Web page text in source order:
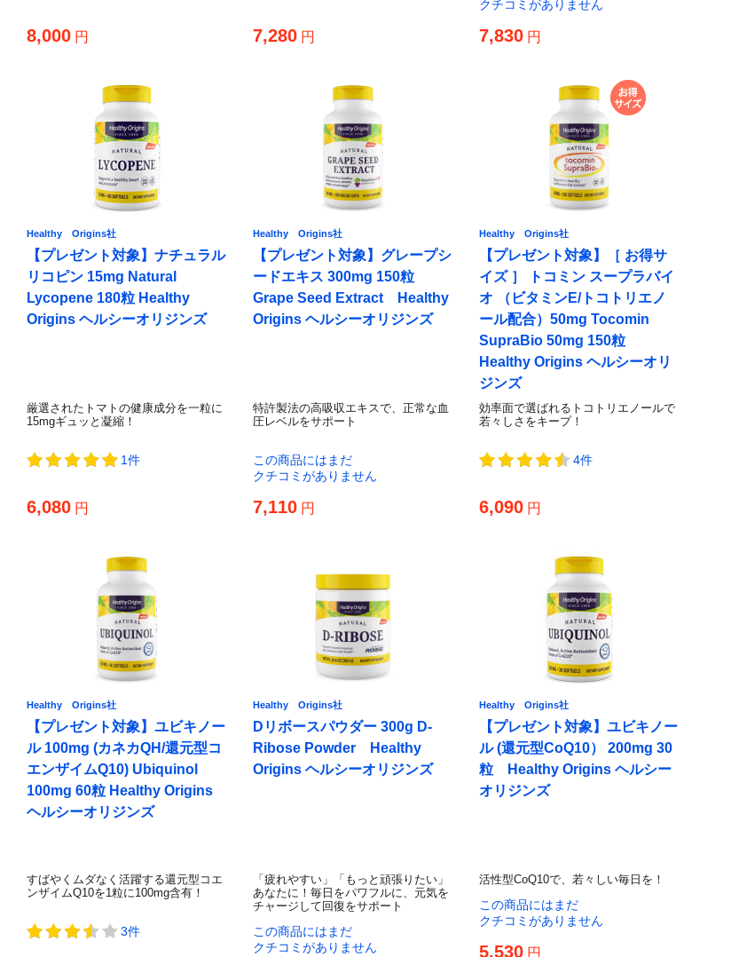
8,000 円 7,280 円
クチコミがありません
7,830 円
Healthy Origins社
【プレゼント対象】ナチュラル
リコピン 15mg Natural
Lycopene 180粒 Healthy
Origins ヘルシーオリジンズ
厳選されたトマトの健康成分を一粒に
15mgギュッと凝縮！
1件
6,080 円
Healthy Origins社
【プレゼント対象】グレープシ
ードエキス 300mg 150粒
Grape Seed Extract Healthy
Origins ヘルシーオリジンズ
特許製法の高吸収エキスで、正常な血
圧レベルをサポート
この商品にはまだ
クチコミがありません
7,110 円
Healthy Origins社
【プレゼント対象】［ お得サ
イズ ］ トコミン スープラバイ
オ （ビタミンE/トコトリエノ
ール配合）50mg Tocomin
SupraBio 50mg 150粒
Healthy Origins ヘルシーオリ
ジンズ
効率面で選ばれるトコトリエノールで
若々しさをキープ！
4件
6,090 円
Healthy Origins社
【プレゼント対象】ユビキノー
ル 100mg (カネカQH/還元型コ
エンザイムQ10) Ubiquinol
100mg 60粒 Healthy Origins
ヘルシーオリジンズ
すばやくムダなく活躍する還元型コエ
ンザイムQ10を1粒に100mg含有！
3件
Healthy Origins社
Dリボースパウダー 300g D-
Ribose Powder Healthy
Origins ヘルシーオリジンズ
「疲れやすい」「もっと頑張りたい」
あなたに！毎日をパワフルに、元気を
チャージして回復をサポート
この商品にはまだ
クチコミがありません
Healthy Origins社
【プレゼント対象】ユビキノー
ル (還元型CoQ10） 200mg 30
粒 Healthy Origins ヘルシー
オリジンズ
活性型CoQ10で、若々しい毎日を！
この商品にはまだ
クチコミがありません
5,530 円